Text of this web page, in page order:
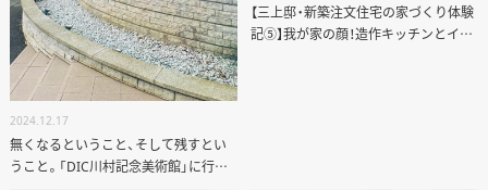
2024.12.17
無くなるということ、そして残すとい
うこと。「DIC川村記念美術館」に行っ
【三上邸・新築注文住宅の家づくり体験
記⑤】我が家の顔！造作キッチンとイン